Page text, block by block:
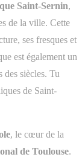
Saint-Sernin,
de la ville. Cette
ses fresques et
est également un
des siècles. Tu
de Saint-
, le cœur de la
de Toulouse.